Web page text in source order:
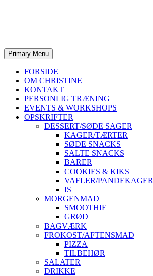
Primary Menu
FORSIDE
OM CHRISTINE
KONTAKT
PERSONLIG TRÆNING
EVENTS & WORKSHOPS
OPSKRIFTER
DESSERT/SØDE SAGER
KAGER/TÆRTER
SØDE SNACKS
SALTE SNACKS
BARER
COOKIES & KIKS
VAFLER/PANDEKAGER
IS
MORGENMAD
SMOOTHIE
GRØD
BAGVÆRK
FROKOST/AFTENSMAD
PIZZA
TILBEHØR
SALATER
DRIKKE